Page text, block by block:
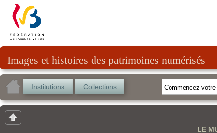
Images et histoires des patrimoines numérisés
Institutions Collections
LE